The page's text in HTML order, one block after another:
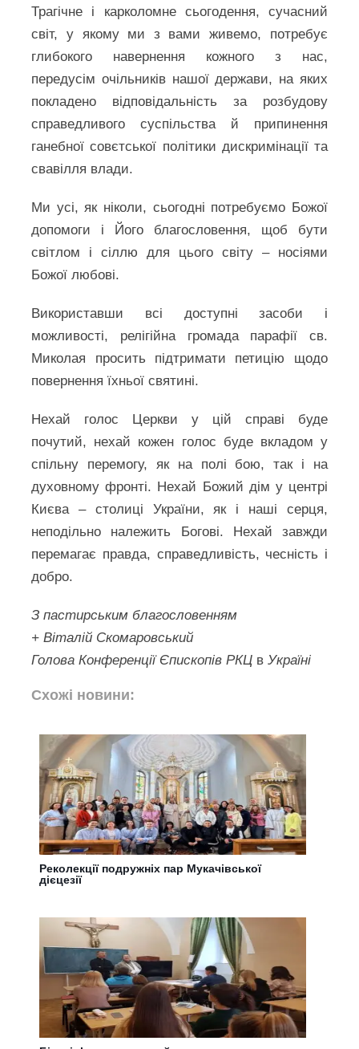
Трагічне і карколомне сьогодення, сучасний
світ, у якому ми з вами живемо, потребує
глибокого навернення кожного з нас,
передусім очільників нашої держави, на яких
покладено відповідальність за розбудову
справедливого суспільства й припинення
ганебної совєтської політики дискримінації та
свавілля влади.
Ми усі, як ніколи, сьогодні потребуємо Божої
допомоги і Його благословення, щоб бути
світлом і сіллю для цього світу – носіями
Божої любові.
Використавши всі доступні засоби і
можливості, релігійна громада парафії св.
Миколая просить підтримати петицію щодо
повернення їхньої святині.
Нехай голос Церкви у цій справі буде
почутий, нехай кожен голос буде вкладом у
спільну перемогу, як на полі бою, так і на
духовному фронті. Нехай Божий дім у центрі
Києва – столиці України, як і наші серця,
неподільно належить Богові. Нехай завжди
перемагає правда, справедливість, чесність і
добро.
З пастирським благословенням
+ Віталій Скомаровський
Голова Конференції Єпископів РКЦ вУкраїні
Схожі новини:
Реколекції подружніх пар Мукачівської
дієцезії